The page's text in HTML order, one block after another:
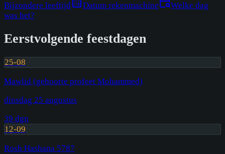
Bijzondere leeftijd
Datum rekenmachine
Welke dag
was het?
Eerstvolgende feestdagen
25-08
Mawlid (geboorte profeet Mohammed)
dinsdag 25 augustus
39 dgn
12-09
Rosh Hashana 5787